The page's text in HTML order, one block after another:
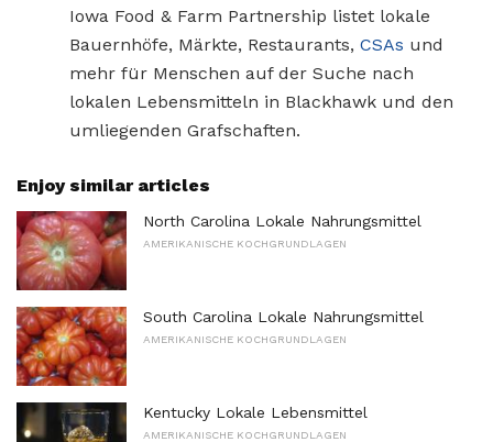
Iowa Food & Farm Partnership listet lokale
Bauernhöfe, Märkte, Restaurants, CSAs und
mehr für Menschen auf der Suche nach
lokalen Lebensmitteln in Blackhawk und den
umliegenden Grafschaften.
Enjoy similar articles
North Carolina Lokale Nahrungsmittel
AMERIKANISCHE KOCHGRUNDLAGEN
South Carolina Lokale Nahrungsmittel
AMERIKANISCHE KOCHGRUNDLAGEN
Kentucky Lokale Lebensmittel
AMERIKANISCHE KOCHGRUNDLAGEN